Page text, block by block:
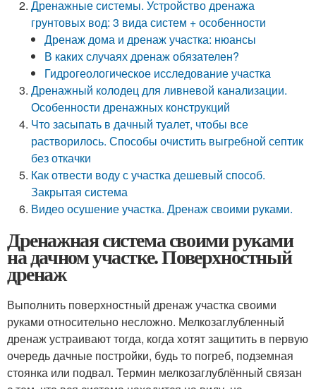
Дренажные системы. Устройство дренажа
грунтовых вод: 3 вида систем + особенности
Дренаж дома и дренаж участка: нюансы
В каких случаях дренаж обязателен?
Гидрогеологическое исследование участка
Дренажный колодец для ливневой канализации.
Особенности дренажных конструкций
Что засыпать в дачный туалет, чтобы все
растворилось. Способы очистить выгребной септик
без откачки
Как отвести воду с участка дешевый способ.
Закрытая система
Видео осушение участка. Дренаж своими руками.
Дренажная система своими руками
на дачном участке. Поверхностный
дренаж
Выполнить поверхностный дренаж участка своими
руками относительно несложно. Мелкозаглубленный
дренаж устраивают тогда, когда хотят защитить в первую
очередь дачные постройки, будь то погреб, подземная
стоянка или подвал. Термин мелкозаглублённый связан